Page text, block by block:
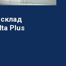
Plus